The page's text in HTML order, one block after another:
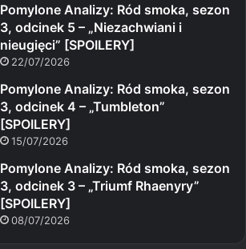
Pomylone Analizy: Ród smoka, sezon
3, odcinek 5 – „Niezachwiani i
nieugięci” [SPOILERY]
22/07/2026
Pomylone Analizy: Ród smoka, sezon
3, odcinek 4 – „Tumbleton”
[SPOILERY]
15/07/2026
Pomylone Analizy: Ród smoka, sezon
3, odcinek 3 – „Triumf Rhaenyry”
[SPOILERY]
08/07/2026